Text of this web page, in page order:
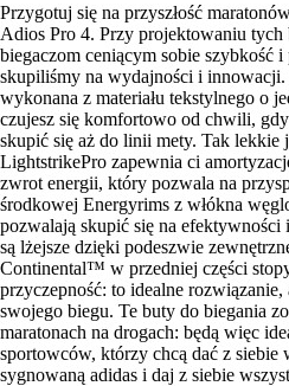
Przygotuj się na przyszłość
Adios Pro 4. Przy projektowaniu
biegaczom ceniącym sobie szybkość i
skupiliśmy na wydajności i
wykonana z materiału tekstylnego o
czujesz się komfortowo od chwili, gdy
skupić się aż do linii mety. Tak lekkie
LightstrikePro zapewnia ci
zwrot energii, który pozwala na
środkowej Energyrims z włókna
pozwalają skupić się na
są lżejsze dzięki podeszwie
Continental™ w przedniej części
przyczepność: to idealne
swojego biegu. Te buty do biegania
maratonach na drogach: będą więc
sportowców, którzy chcą dać z
sygnowaną adidas i daj z siebie